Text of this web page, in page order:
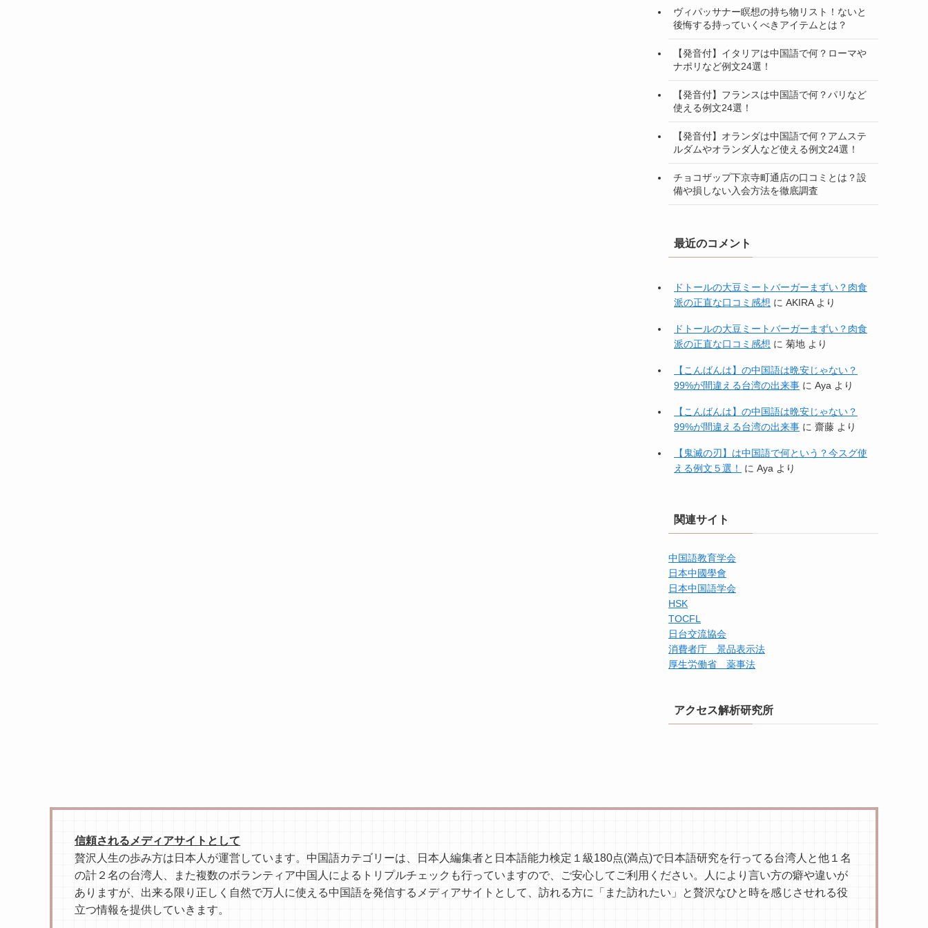
ヴィパッサナー瞑想の持ち物リスト！ないと
後悔する持っていくべきアイテムとは？
【発音付】イタリアは中国語で何？ローマや
ナポリなど例文24選！
【発音付】フランスは中国語で何？パリなど
使える例文24選！
【発音付】オランダは中国語で何？アムステ
ルダムやオランダ人など使える例文24選！
チョコザップ下京寺町通店の口コミとは？設
備や損しない入会方法を徹底調査
最近のコメント
ドトールの大豆ミートバーガーまずい？肉食
派の正直な口コミ感想 に AKIRAより
ドトールの大豆ミートバーガーまずい？肉食
派の正直な口コミ感想 に 菊地 より
【こんばんは】の中国語は晩安じゃない？
99%が間違える台湾の出来事 に Aya より
【こんばんは】の中国語は晩安じゃない？
99%が間違える台湾の出来事 に 齋藤 より
【鬼滅の刃】は中国語で何という？今スグ使
える例文５選！
に Aya より
関連サイト
中国語教育学会
日本中國學會
日本中国語学会
HSK
TOCFL
日台交流協会
消費者庁 景品表示法
厚生労働省 薬事法
アクセス解析研究所
信頼されるメディアサイトとして
贅沢人生の歩み方は日本人が運営しています。中国語カテゴリーは、日本人編集者と日本語能力検定１級180点(満点)で日本語研究を行ってる台湾人と他１名
の計２名の台湾人、また複数のボランティア中国人によるトリプルチェックも行っていますので、ご安心してご利用ください。人により言い方の癖や違いが
ありますが、出来る限り正しく自然で万人に使える中国語を発信するメディアサイトとして、訪れる方に「また訪れたい」と贅沢なひと時を感じさせれる役
立つ情報を提供していきます。